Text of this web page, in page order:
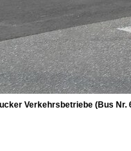
Verkehrsbetriebe (Bus